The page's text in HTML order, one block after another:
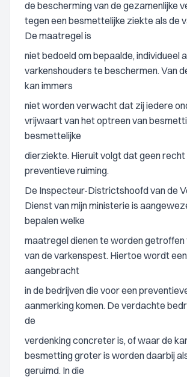
de bescherming van de gezamenlijke
tegen een besmettelijke ziekte als de
De maatregel is
niet bedoeld om bepaalde, individueel
varkenshouders te beschermen. Van
kan immers
niet worden verwacht dat zij iedere
vrijwaart van het optreen van
besmettelijke
dierziekte. Hieruit volgt dat geen
preventieve ruiming.
De Inspecteur-Districtshoofd van de
Dienst van mijn ministerie is
bepalen welke
maatregel dienen te worden
van de varkenspest. Hiertoe wordt
aangebracht
in de bedrijven die voor een
aanmerking komen. De verdachte
de
verdenking concreter is, of waar de
besmetting groter is worden daarbij
geruimd. In die